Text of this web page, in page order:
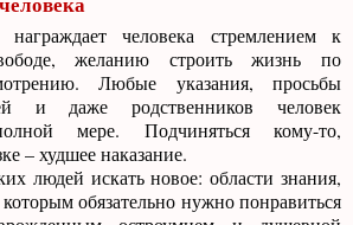
человека стремлением к
желанию строить жизнь по
Любые указания, просьбы
и даже родственников человек
мере. Подчиняться кому-то,
– худшее наказание.
людей искать новое: области знания,
обязательно нужно понравиться